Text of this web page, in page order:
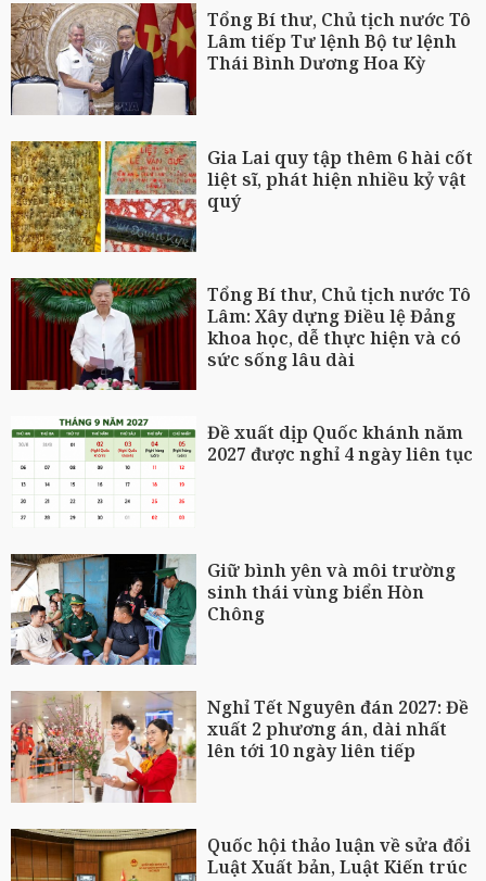
Tổng Bí thư, Chủ tịch nước Tô
Lâm tiếp Tư lệnh Bộ tư lệnh
Thái Bình Dương Hoa Kỳ
Gia Lai quy tập thêm 6 hài cốt
liệt sĩ, phát hiện nhiều kỷ vật
quý
Tổng Bí thư, Chủ tịch nước Tô
Lâm: Xây dựng Điều lệ Đảng
khoa học, dễ thực hiện và có
sức sống lâu dài
Đề xuất dịp Quốc khánh năm
2027 được nghỉ 4 ngày liên tục
Giữ bình yên và môi trường
sinh thái vùng biển Hòn
Chông
Nghỉ Tết Nguyên đán 2027: Đề
xuất 2 phương án, dài nhất
lên tới 10 ngày liên tiếp
Quốc hội thảo luận về sửa đổi
Luật Xuất bản, Luật Kiến trúc